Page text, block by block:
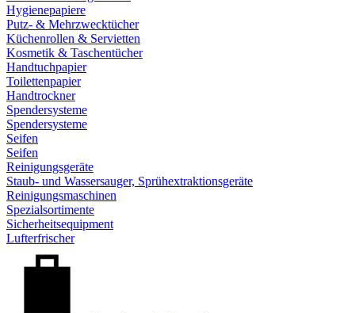
Hygienepapiere
Putz- & Mehrzwecktücher
Küchenrollen & Servietten
Kosmetik & Taschentücher
Handtuchpapier
Toilettenpapier
Handtrockner
Spendersysteme
Spendersysteme
Seifen
Seifen
Reinigungsgeräte
Staub- und Wassersauger, Sprühextraktionsgeräte
Reinigungsmaschinen
Spezialsortimente
Sicherheitsequipment
Lufterfrischer